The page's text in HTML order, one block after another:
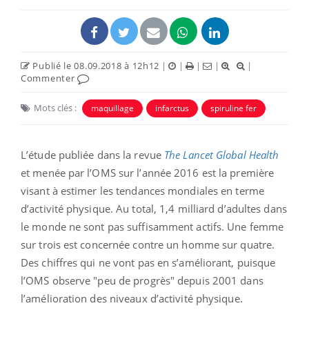
Publié le 08.09.2018 à 12h12 | | | |
|
Commenter
Mots clés : maquillage infarctus spiruline fer
L’étude publiée dans la revue The Lancet Global Health
et menée par l’OMS sur l’année 2016 est la première
visant à estimer les tendances mondiales en terme
d’activité physique. Au total, 1,4 milliard d’adultes dans
le monde ne sont pas suffisamment actifs. Une femme
sur trois est concernée contre un homme sur quatre.
Des chiffres qui ne vont pas en s’améliorant, puisque
l’OMS observe "peu de progrès" depuis 2001 dans
l’amélioration des niveaux d’activité physique.